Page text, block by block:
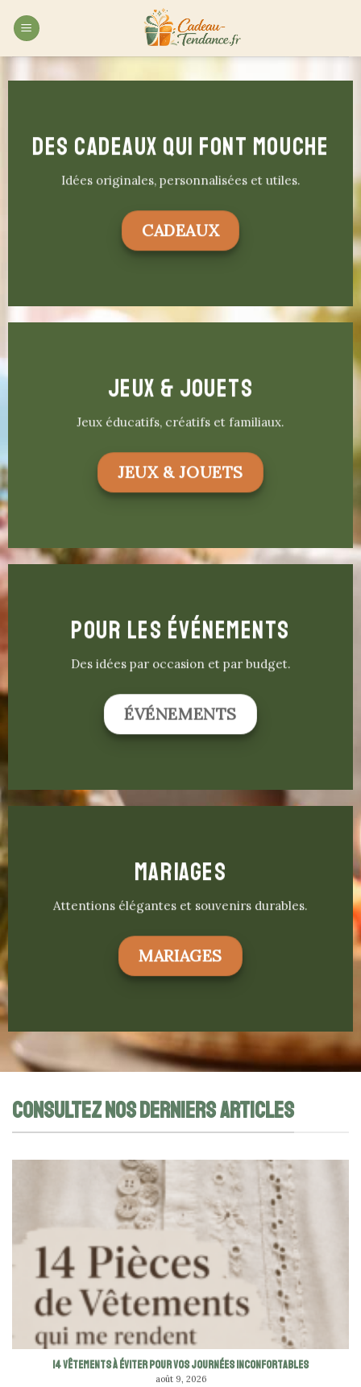
DES CADEAUX QUI FONT MOUCHE
Idées originales, personnalisées et utiles.
CADEAUX
JEUX & JOUETS
Jeux éducatifs, créatifs et familiaux.
JEUX & JOUETS
POUR LES ÉVÉNEMENTS
Des idées par occasion et par budget.
ÉVÉNEMENTS
MARIAGES
Attentions élégantes et souvenirs durables.
MARIAGES
CONSULTEZ NOS DERNIERS ARTICLES
14 vêtements à éviter pour vos journées inconfortables
août 9, 2026